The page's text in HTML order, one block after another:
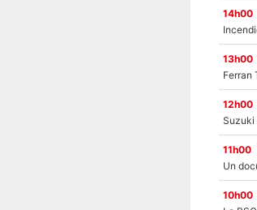
14h00
13h00
12h00
11h00
10h00